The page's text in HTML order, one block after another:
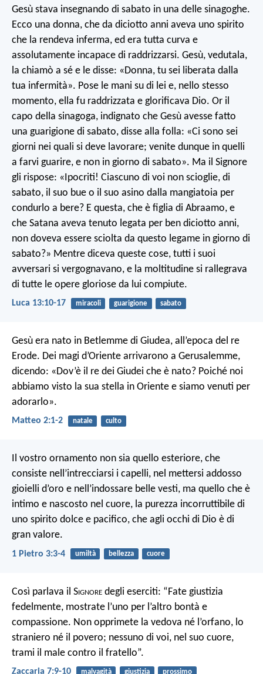
Gesù stava insegnando di sabato in una delle sinagoghe.
Ecco una donna, che da diciotto anni aveva uno spirito
che la rendeva inferma, ed era tutta curva e
assolutamente incapace di raddrizzarsi. Gesù, vedutala,
la chiamò a sé e le disse: «Donna, tu sei liberata dalla
tua infermità». Pose le mani su di lei e, nello stesso
momento, ella fu raddrizzata e glorificava Dio. Or il
capo della sinagoga, indignato che Gesù avesse fatto
una guarigione di sabato, disse alla folla: «Ci sono sei
giorni nei quali si deve lavorare; venite dunque in quelli
a farvi guarire, e non in giorno di sabato». Ma il Signore
gli rispose: «Ipocriti! Ciascuno di voi non scioglie, di
sabato, il suo bue o il suo asino dalla mangiatoia per
condurlo a bere? E questa, che è figlia di Abraamo, e
che Satana aveva tenuto legata per ben diciotto anni,
non doveva essere sciolta da questo legame in giorno di
sabato?» Mentre diceva queste cose, tutti i suoi
avversari si vergognavano, e la moltitudine si rallegrava
di tutte le opere gloriose da lui compiute.
Luca 13:10-17 miracoli guarigione sabato
Gesù era nato in Betlemme di Giudea, all’epoca del re
Erode. Dei magi d’Oriente arrivarono a Gerusalemme,
dicendo: «Dov’è il re dei Giudei che è nato? Poiché noi
abbiamo visto la sua stella in Oriente e siamo venuti per
adorarlo».
Matteo 2:1-2 natale culto
Il vostro ornamento non sia quello esteriore, che
consiste nell’intrecciarsi i capelli, nel mettersi addosso
gioielli d’oro e nell’indossare belle vesti, ma quello che è
intimo e nascosto nel cuore, la purezza incorruttibile di
uno spirito dolce e pacifico, che agli occhi di Dio è di
gran valore.
1 Pietro 3:3-4 umiltà bellezza cuore
Così parlava il Signore degli eserciti: “Fate giustizia
fedelmente, mostrate l’uno per l’altro bontà e
compassione. Non opprimete la vedova né l’orfano, lo
straniero né il povero; nessuno di voi, nel suo cuore,
trami il male contro il fratello”.
Zaccaria 7:9-10 malvagità giustizia prossimo